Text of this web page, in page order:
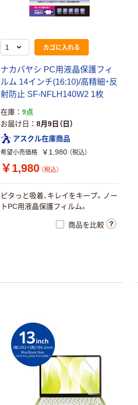
カゴに入れる
ナカバヤシ PC用液晶保護フィ
ルム 14インチ(16:10)/高精細・反
射防止 SF-NFLH140W2 1枚
在庫
9点
お届け日
8月9日（日）
アスクル在庫商品
希望小売価格 ￥1,980 （税込）
￥1,980 （税込）
ピタっと吸着、キレイをキープ。ノー
トPC用液晶保護フィルム。
商品を比較